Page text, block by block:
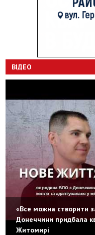
ВІДЕО
«Все можна створити
Донеччини придбала
Житомирі